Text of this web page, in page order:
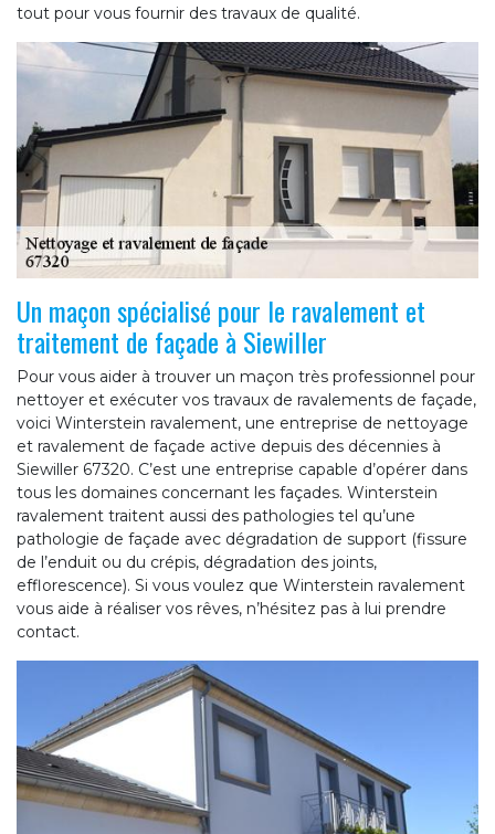
tout pour vous fournir des travaux de qualité.
Un maçon spécialisé pour le ravalement et
traitement de façade à Siewiller
Pour vous aider à trouver un maçon très professionnel pour
nettoyer et exécuter vos travaux de ravalements de façade,
voici Winterstein ravalement, une entreprise de nettoyage
et ravalement de façade active depuis des décennies à
Siewiller 67320. C’est une entreprise capable d’opérer dans
tous les domaines concernant les façades. Winterstein
ravalement traitent aussi des pathologies tel qu’une
pathologie de façade avec dégradation de support (fissure
de l’enduit ou du crépis, dégradation des joints,
efflorescence). Si vous voulez que Winterstein ravalement
vous aide à réaliser vos rêves, n’hésitez pas à lui prendre
contact.